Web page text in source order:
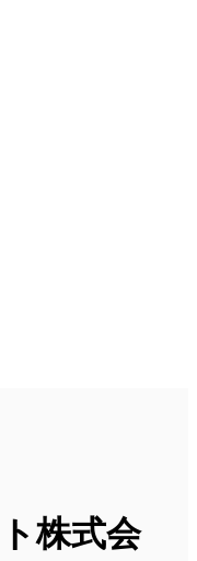
株式会